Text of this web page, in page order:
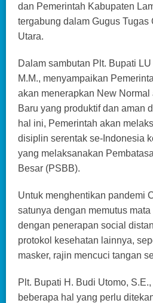
dan Pemerintah Kabupaten
tergabung dalam Gugus Tugas
Utara.
Dalam sambutan Plt. Bupati
M.M., menyampaikan
akan menerapkan New Normal
Baru yang produktif dan aman
hal ini, Pemerintah akan
disiplin serentak se-Indonesia
yang melaksanakan
Besar (PSBB).
Untuk menghentikan pandemi
satunya dengan memutus
dengan penerapan social
protokol kesehatan lainnya,
masker, rajin mencuci tangan
Plt. Bupati H. Budi Utomo,
beberapa hal yang perlu